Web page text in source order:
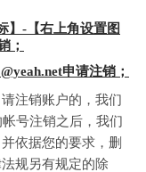
】-【右上角设置图
；
申请注销；
注销账户的，我们
号注销之后，我们
依据您的要求，删
规另有规定的除